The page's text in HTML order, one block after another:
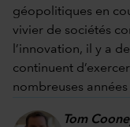
géopolitiques en
vivier de sociétés
l’innovation, il y a
continuent
nombreuses
Tom